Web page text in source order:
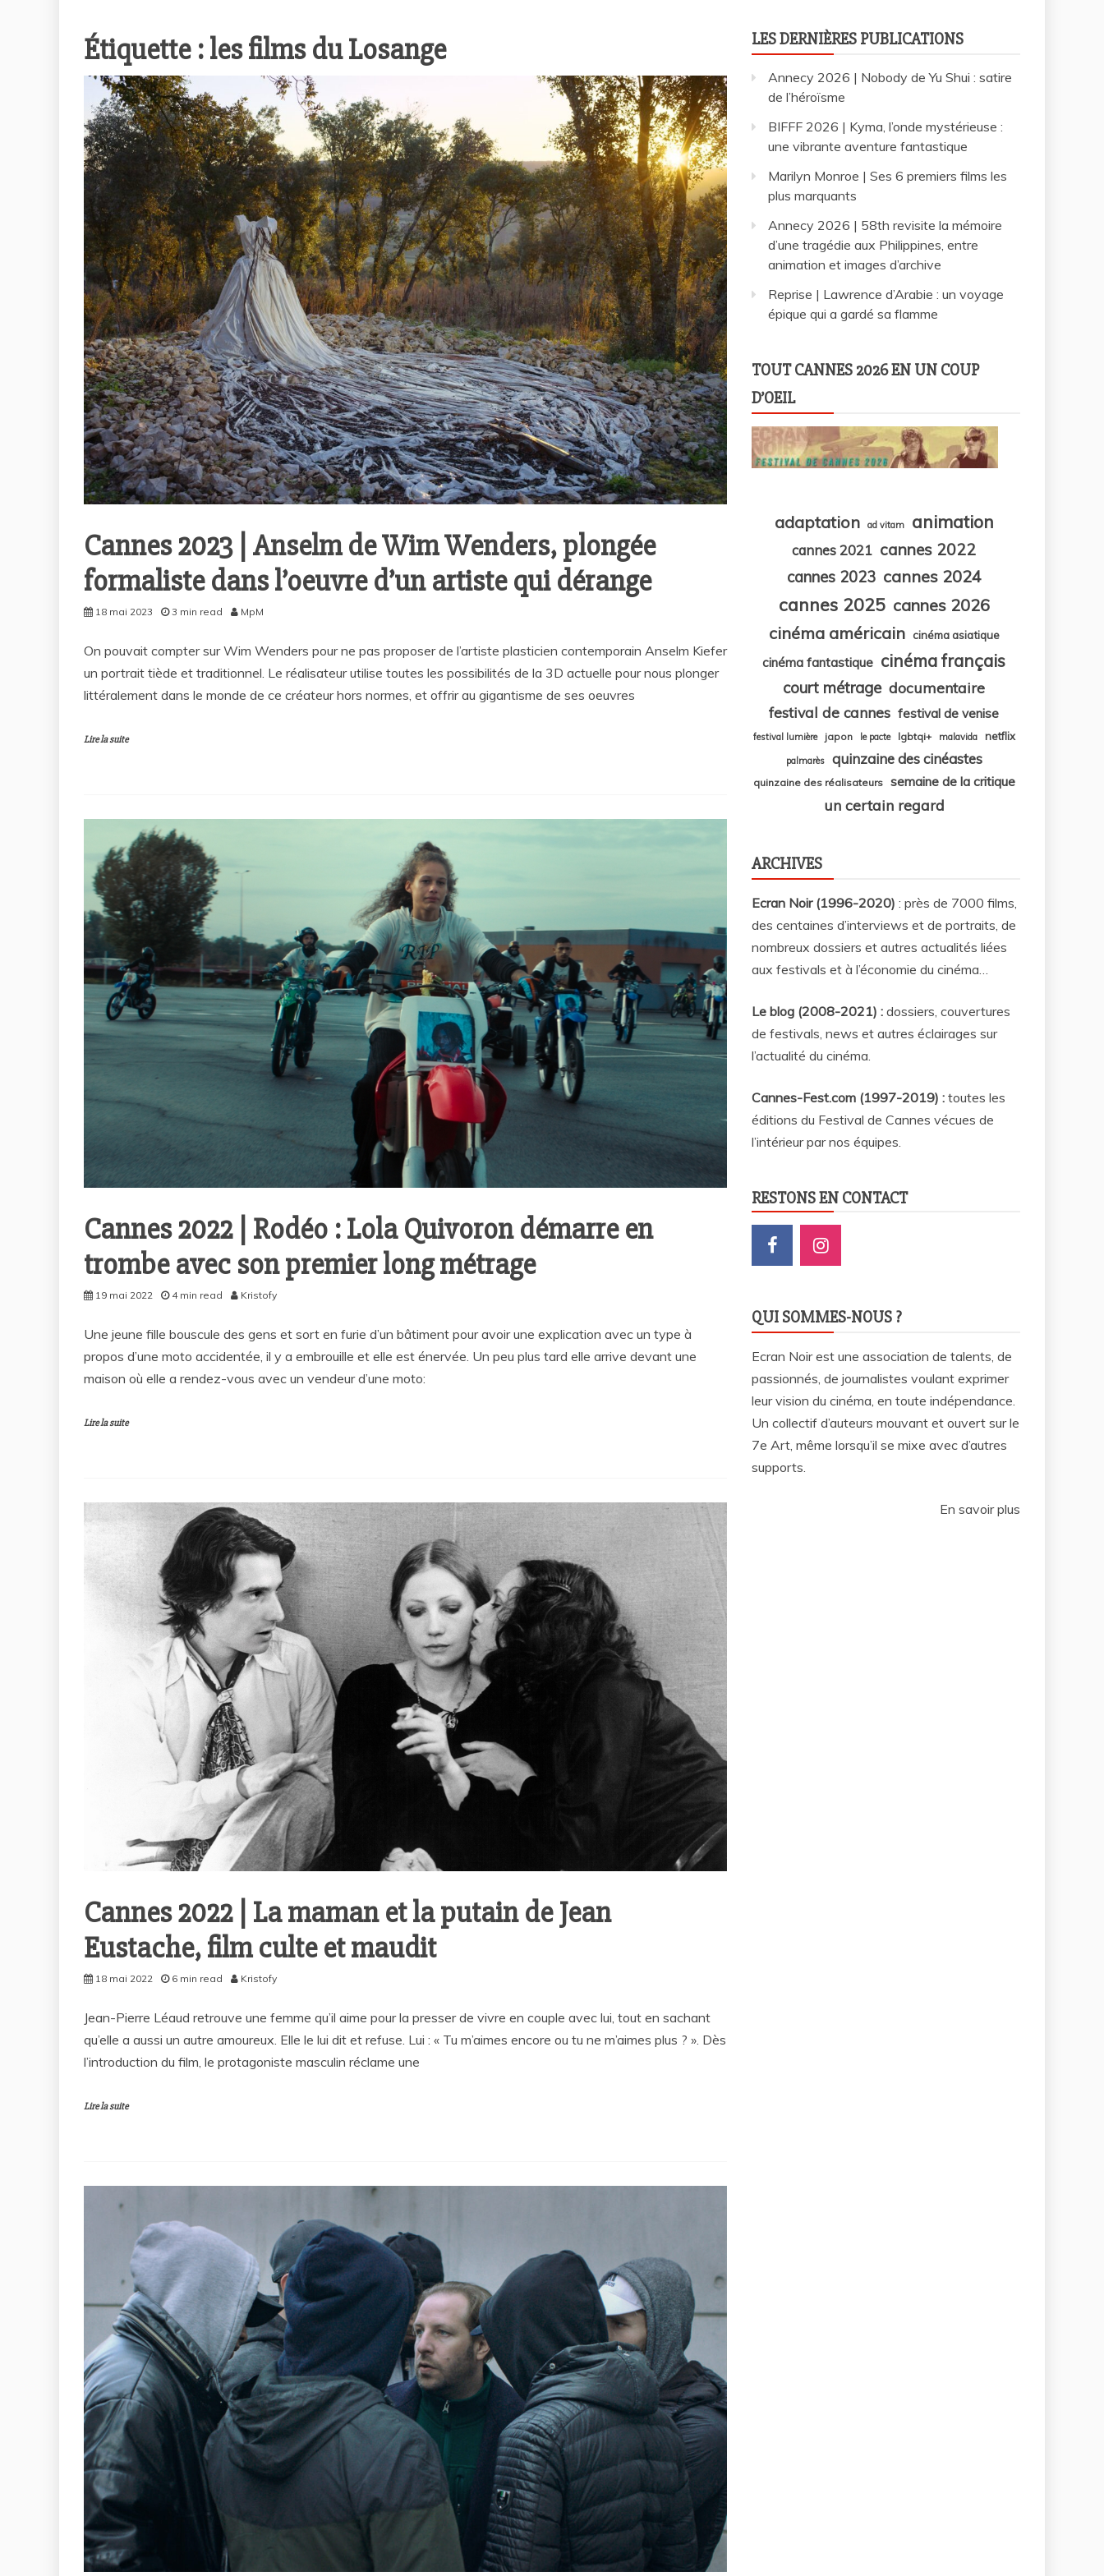
Étiquette :les films du Losange
Cannes 2023 | Anselm de Wim Wenders, plongée
formaliste dans l’oeuvre d’un artiste qui dérange
18 mai 2023 3 min read MpM
On pouvait compter sur Wim Wenders pour ne pas proposer de l’artiste plasticien contemporain Anselm Kiefer
un portrait tiède et traditionnel. Le réalisateur utilise toutes les possibilités de la 3D actuelle pour nous plonger
littéralement dans le monde de ce créateur hors normes, et offrir au gigantisme de ses oeuvres
Lire la suite
Cannes 2022 | Rodéo : Lola Quivoron démarre en
trombe avec son premier long métrage
19 mai 2022 4 min read Kristofy
Une jeune fille bouscule des gens et sort en furie d’un bâtiment pour avoir une explication avec un type à
propos d’une moto accidentée, il y a embrouille et elle est énervée. Un peu plus tard elle arrive devant une
maison où elle a rendez-vous avec un vendeur d’une moto:
Lire la suite
Cannes 2022 | La maman et la putain de Jean
Eustache, film culte et maudit
18 mai 2022 6 min read Kristofy
Jean-Pierre Léaud retrouve une femme qu’il aime pour la presser de vivre en couple avec lui, tout en sachant
qu’elle a aussi un autre amoureux. Elle le lui dit et refuse. Lui : « Tu m’aimes encore ou tu ne m’aimes plus ? ». Dès
l’introduction du film, le protagoniste masculin réclame une
Lire la suite
LES DERNIÈRES PUBLICATIONS
Annecy 2026 | Nobody de Yu Shui : satire
de l’héroïsme
BIFFF 2026 | Kyma, l’onde mystérieuse :
une vibrante aventure fantastique
Marilyn Monroe | Ses 6 premiers films les
plus marquants
Annecy 2026 | 58th revisite la mémoire
d’une tragédie aux Philippines, entre
animation et images d’archive
Reprise | Lawrence d’Arabie : un voyage
épique qui a gardé sa flamme
TOUT CANNES 2026 EN UN COUP
D’OEIL
adaptation ad vitam animation
cannes 2021 cannes 2022
cannes 2023 cannes 2024
cannes 2025 cannes 2026
cinéma américain
cinéma asiatique
cinéma fantastique cinéma français
court métrage documentaire
festival de cannes festival de venise
festival lumière japon le pacte lgbtqi+ malavida netflix
palmarès quinzaine des cinéastes
quinzaine des réalisateurs semaine de la critique
un certain regard
ARCHIVES
Ecran Noir (1996-2020) : près de 7000 films,
des centaines d’interviews et de portraits, de
nombreux dossiers et autres actualités liées
aux festivals et à l’économie du cinéma…
Le blog (2008-2021) : dossiers, couvertures
de festivals, news et autres éclairages sur
l’actualité du cinéma
Cannes-Fest.com (1997-2019) : toutes les
éditions du Festival de Cannes vécues de
l’intérieur par nos équipes.
RESTONS EN CONTACT
QUI SOMMES-NOUS ?
Ecran Noir est une association de talents, de
passionnés, de journalistes voulant exprimer
leur vision du cinéma, en toute indépendance.
Un collectif d’auteurs mouvant et ouvert sur le
7e Art, même lorsqu’il se mixe avec d’autres
supports.
En savoir plus